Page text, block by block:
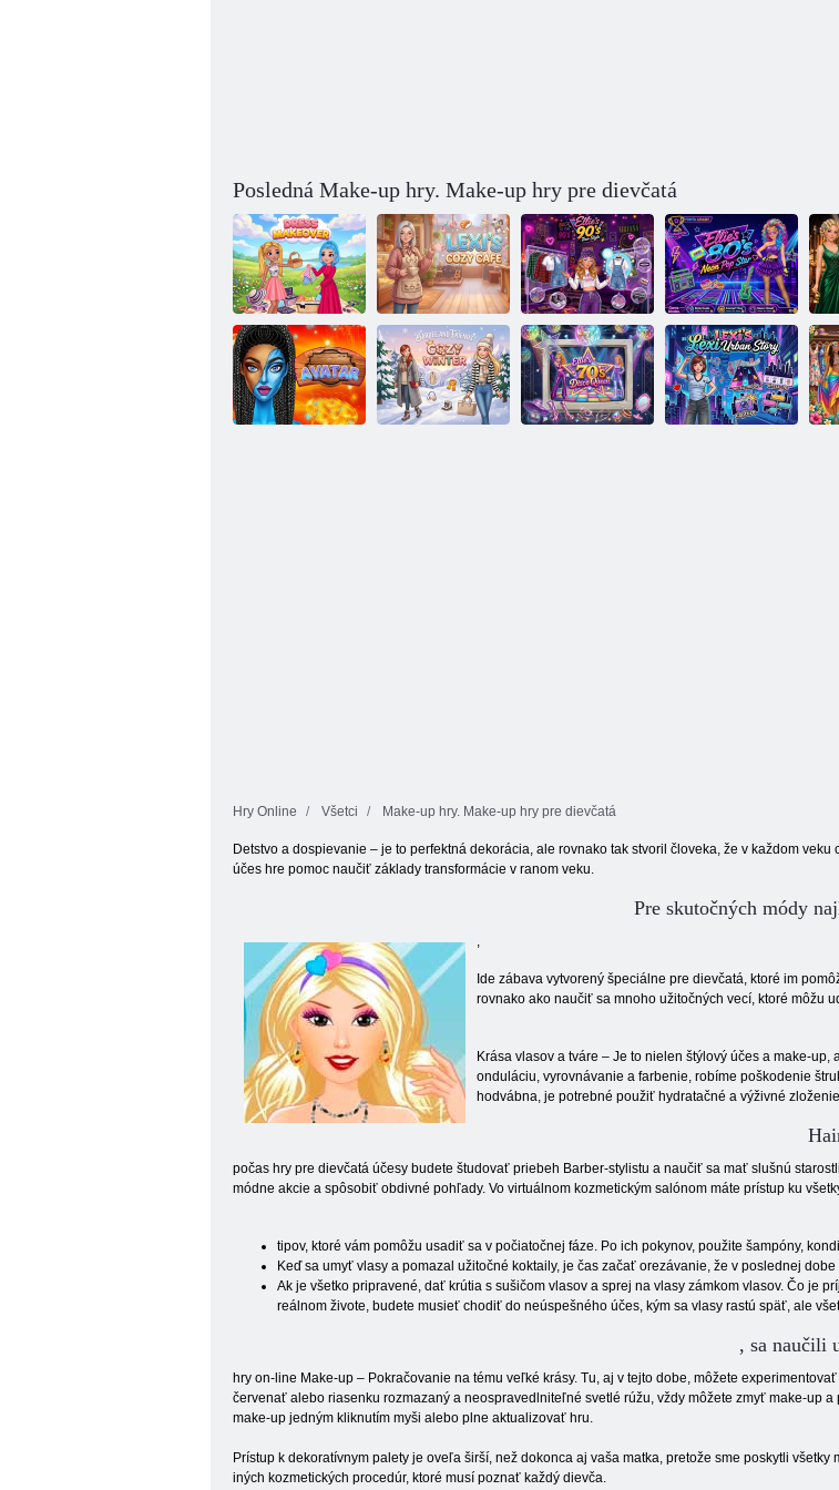
Posledná Make-up hry. Make-up hry pre dievčatá
Zmena šiat
Útulná kaviareň
Lexi
Ellie: Teen Style
90. rokov
Ellie: Neónová
popová hviezda
80. rokov
Hry Online Všetci Make-up hry. Make-up hry pre dievčatá
Detstvo a dospievanie – je to perfektná dekorácia, ale rovnako tak stvoril človeka, že v každom
účes hre pomoc naučiť základy transformácie v ranom veku.
Pre skutočných módy
,
Ide zábava vytvorený špeciálne pre dievčatá, ktoré im
rovnako ako naučiť sa mnoho užitočných vecí, ktoré môžu
Krása vlasov a tváre – Je to nielen štýlový účes a make-
onduláciu, vyrovnávanie a farbenie, robíme poškodenie
hodvábna, je potrebné použiť hydratačné a výživné
počas hry pre dievčatá účesy budete študovať priebeh Barber-stylistu a naučiť sa mať slušnú
módne akcie a spôsobiť obdivné pohľady. Vo virtuálnom kozmetickým salónom máte prístup ku
tipov, ktoré vám pomôžu usadiť sa v počiatočnej fáze. Po ich pokynov, použite šampóny,
Keď sa umyť vlasy a pomazal užitočné koktaily, je čas začať orezávanie, že v poslednej
Ak je všetko pripravené, dať krútia s sušičom vlasov a sprej na vlasy zámkom vlasov. Čo je
reálnom živote, budete musieť chodiť do neúspešného účes, kým sa vlasy rastú späť, ale
, sa naučili
hry on-line Make-up – Pokračovanie na tému veľké krásy. Tu, aj v tejto dobe, môžete
červenať alebo riasenku rozmazaný a neospravedlniteľné svetlé rúžu, vždy môžete zmyť make-up
make-up jedným kliknutím myši alebo plne aktualizovať hru.
Prístup k dekoratívnym palety je oveľa širší, než dokonca aj vaša matka, pretože sme poskytli
iných kozmetických procedúr, ktoré musí poznať každý dievča.